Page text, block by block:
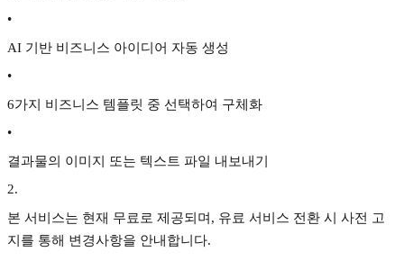
•
AI 기반 비즈니스 아이디어 자동 생성
•
6가지 비즈니스 템플릿 중 선택하여 구체화
•
결과물의 이미지 또는 텍스트 파일 내보내기
2.
본 서비스는 현재 무료로 제공되며, 유료 서비스 전환 시 사전 고
지를 통해 변경사항을 안내합니다.